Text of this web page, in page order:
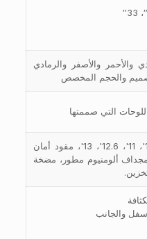
والأحمر والأصفر والرمادي
والحجم المخصص
التي صممتها
لوح مجداف 10'، 10.6'، 11'، 12.6'، 13'، مقود أمان
ألومنيوم مطور، مضخة